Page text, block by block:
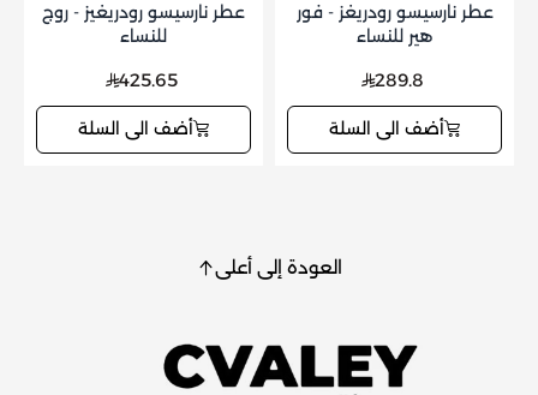
عطر نارسيسو رودريغز - فور
هير للنساء
289.8
أضف الى السلة
عطر نارسيسو رودريغيز - روج
للنساء
425.65
أضف الى السلة
العودة إلى أعلى